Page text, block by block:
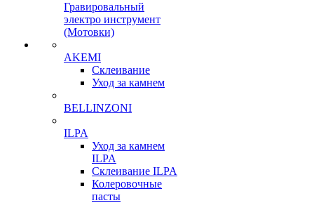
Гравировальный
электро инструмент
(Мотовки)
AKEMI
Склеивание
Уход за камнем
BELLINZONI
ILPA
Уход за камнем
ILPA
Склеивание ILPA
Колеровочные
пасты